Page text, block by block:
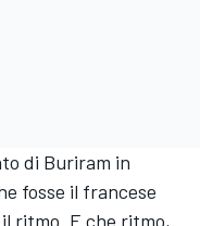
di Buriram in
fosse il francese
ritmo. E che ritmo,